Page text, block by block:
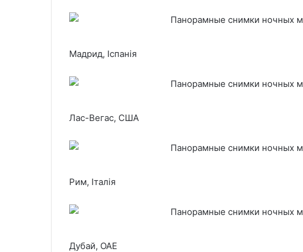
Мадрид, Іспанія
Лас-Вегас, США
Рим, Італія
Дубай, ОАЕ